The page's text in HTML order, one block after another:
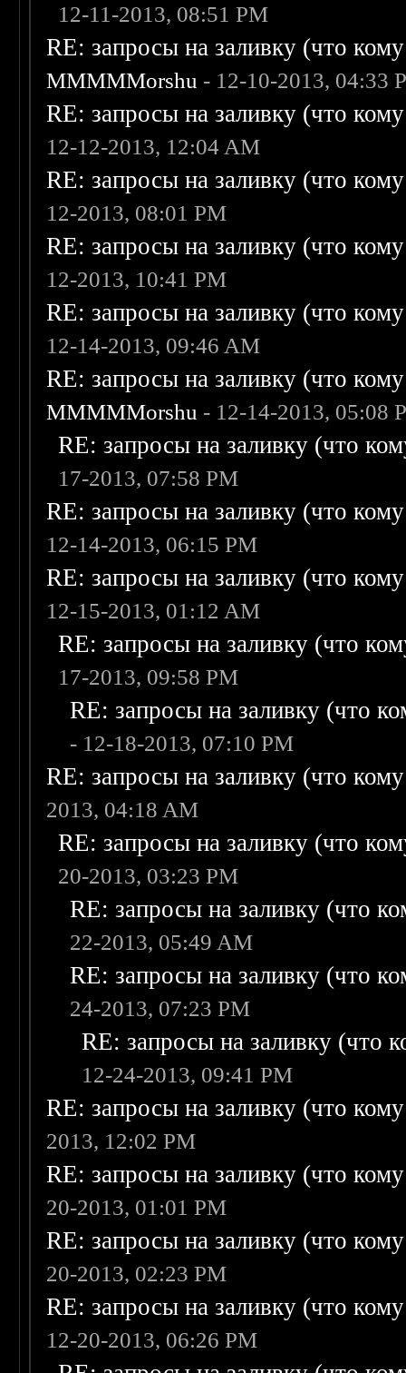
12-11-2013, 08:51 PM
RE: запросы на заливку (что
MMMMMorshu - 12-10-2013, 04:33
RE: запросы на заливку (что
12-12-2013, 12:04 AM
RE: запросы на заливку (что
12-2013, 08:01 PM
RE: запросы на заливку (что
12-2013, 10:41 PM
RE: запросы на заливку (что
12-14-2013, 09:46 AM
RE: запросы на заливку (что
MMMMMorshu - 12-14-2013, 05:08
RE: запросы на заливку (что
17-2013, 07:58 PM
RE: запросы на заливку (что
12-14-2013, 06:15 PM
RE: запросы на заливку (что
12-15-2013, 01:12 AM
RE: запросы на заливку (что
17-2013, 09:58 PM
RE: запросы на заливку (что
- 12-18-2013, 07:10 PM
RE: запросы на заливку (что
2013, 04:18 AM
RE: запросы на заливку (что
20-2013, 03:23 PM
RE: запросы на заливку (что
22-2013, 05:49 AM
RE: запросы на заливку (что
24-2013, 07:23 PM
RE: запросы на заливку (что
12-24-2013, 09:41 PM
RE: запросы на заливку (что
2013, 12:02 PM
RE: запросы на заливку (что
20-2013, 01:01 PM
RE: запросы на заливку (что
20-2013, 02:23 PM
RE: запросы на заливку (что
12-20-2013, 06:26 PM